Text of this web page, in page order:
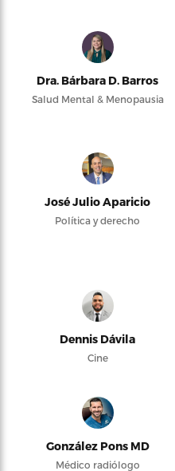
Dra. Bárbara D. Barros
Salud Mental & Menopausia
José Julio Aparicio
Política y derecho
Dennis Dávila
Cine
González Pons MD
Médico radiólogo